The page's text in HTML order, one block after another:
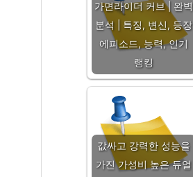
가면라이더 커브 | 완벽
분석 | 특징, 변신, 등장
에피소드, 능력, 인기
랭킹
값싸고 강력한 성능을
가진 가성비 높은 듀얼